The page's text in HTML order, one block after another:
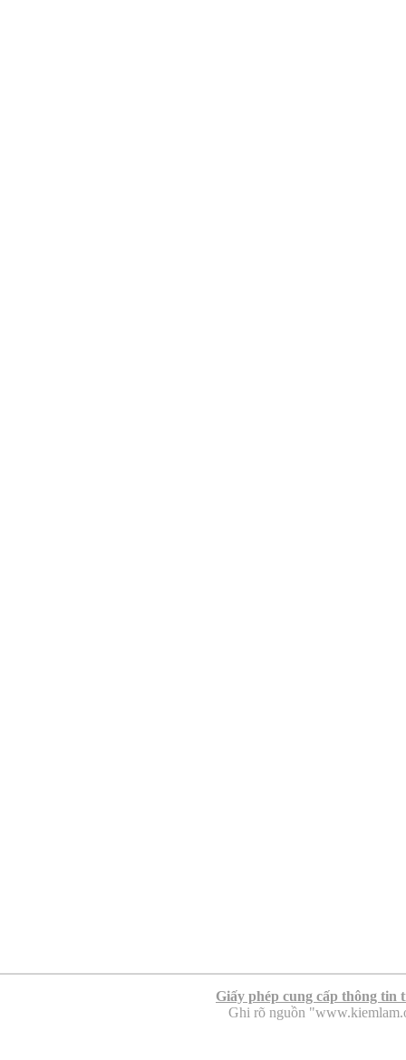
Giấy phép cung cấp thông tin
Ghi rõ nguồn